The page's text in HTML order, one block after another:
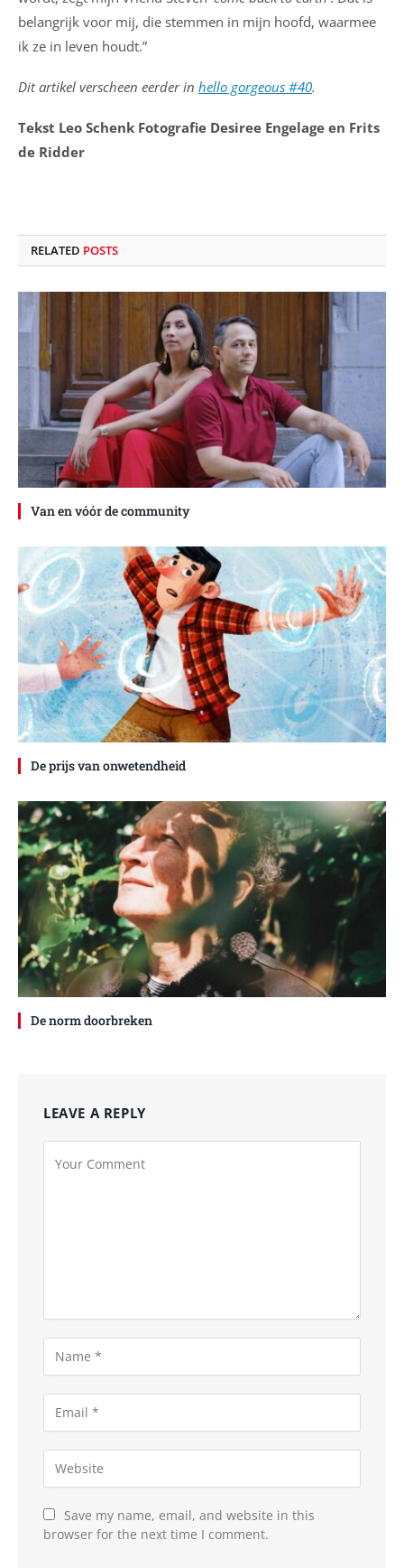
belangrijk voor mij, die stemmen in mijn hoofd, waarmee
ik ze in leven houdt.”
Dit artikel verscheen eerder in hello gorgeous #40.
Tekst Leo Schenk Fotografie Desiree Engelage en Frits
de Ridder
RELATED POSTS
Van en vóór de community
De prijs van onwetendheid
De norm doorbreken
LEAVE A REPLY
Save my name, email, and website in this
browser for the next time I comment.